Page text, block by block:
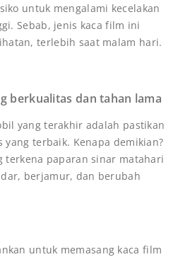
untuk mengalami kecelakan
Sebab, jenis kaca film ini
terlebih saat malam hari.
berkualitas dan tahan lama
yang terakhir adalah pastikan
terbaik. Kenapa demikian?
terkena paparan sinar matahari
berjamur, dan berubah
untuk memasang kaca film